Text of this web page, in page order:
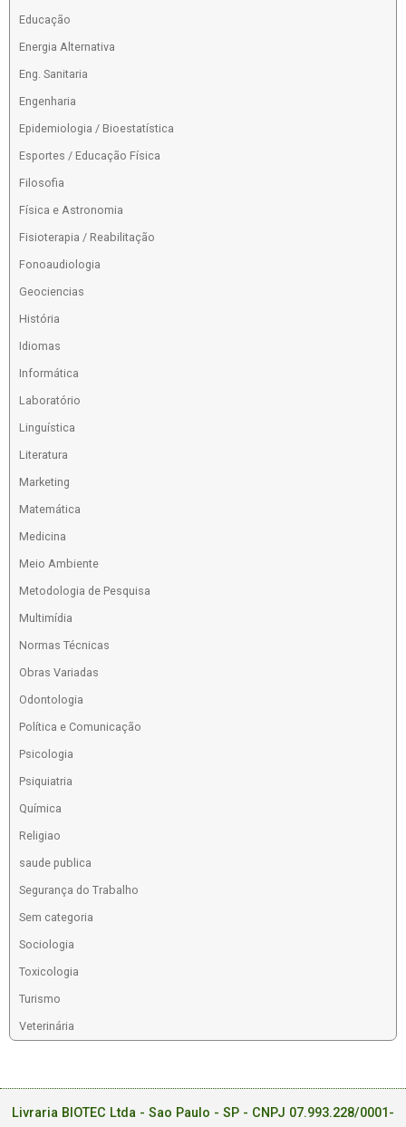
Educação
Energia Alternativa
Eng. Sanitaria
Engenharia
Epidemiologia / Bioestatística
Esportes / Educação Física
Filosofia
Física e Astronomia
Fisioterapia / Reabilitação
Fonoaudiologia
Geociencias
História
Idiomas
Informática
Laboratório
Linguística
Literatura
Marketing
Matemática
Medicina
Meio Ambiente
Metodologia de Pesquisa
Multimídia
Normas Técnicas
Obras Variadas
Odontologia
Política e Comunicação
Psicologia
Psiquiatria
Química
Religiao
saude publica
Segurança do Trabalho
Sem categoria
Sociologia
Toxicologia
Turismo
Veterinária
Livraria BIOTEC Ltda - Sao Paulo - SP - CNPJ 07.993.228/0001-